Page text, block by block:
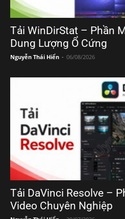
Tải WinDirStat – Phần
Dung Lượng Ổ Cứng
Nguyễn Thái Hiển - 06/08/2026
Tải DaVinci Resolve –
Video Chuyên Nghiệp